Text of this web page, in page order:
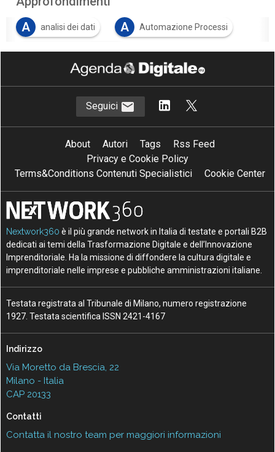
A
analisi dei dati A Automazione Processi
I intelligenza artificiale
Seguici
About Autori Tags
Rss Feed
Privacy e Cookie Policy
Terms&Conditions Contenuti Specialistici
Cookie Center
Nextwork360 è il più grande network in Italia di testate e portali B2B
dedicati ai temi della Trasformazione Digitale e dell’Innovazione
Imprenditoriale. Ha la missione di diffondere la cultura digitale e
imprenditoriale nelle imprese e pubbliche amministrazioni italiane.
Testata registrata al Tribunale di Milano, numero registrazione
1927. Testata scientifica ISSN 2421-4167
Indirizzo
Via Moretto da Brescia, 22
Milano - Italia
CAP 20133
Contatti
Contatta il nostro team per maggiori informazioni